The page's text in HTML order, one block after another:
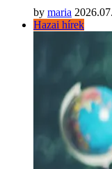
by maria
Hazai hírek